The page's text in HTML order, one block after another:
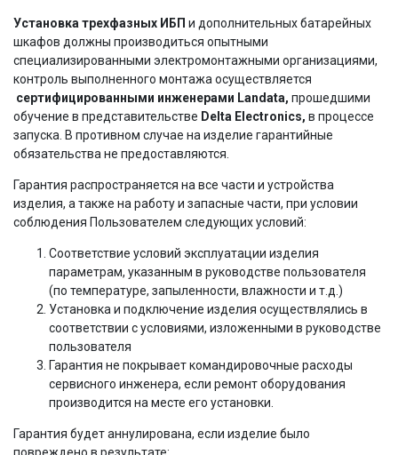
Установка трехфазных ИБП и дополнительных батарейных
шкафов должны производиться опытными
специализированными электромонтажными организациями,
контроль выполненного монтажа осуществляется
сертифицированными инженерами Landata, прошедшими
обучение в представительстве Delta Electronics, в процессе
запуска. В противном случае на изделие гарантийные
обязательства не предоставляются.
Гарантия распространяется на все части и устройства
изделия, а также на работу и запасные части, при условии
соблюдения Пользователем следующих условий:
Соответствие условий эксплуатации изделия
параметрам, указанным в руководстве пользователя
(по температуре, запыленности, влажности и т.д.)
Установка и подключение изделия осуществлялись в
соответствии с условиями, изложенными в руководстве
пользователя
Гарантия не покрывает командировочные расходы
сервисного инженера, если ремонт оборудования
производится на месте его установки.
Гарантия будет аннулирована, если изделие было